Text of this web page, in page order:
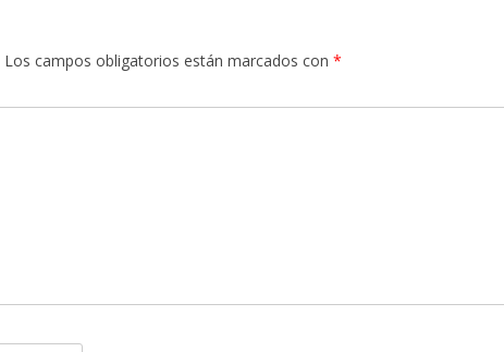
Los campos obligatorios están marcados con *